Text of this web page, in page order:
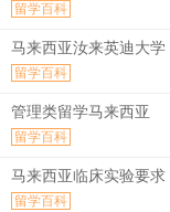
留学百科
马来西亚汝来英迪大学
留学百科
管理类留学马来西亚
留学百科
马来西亚临床实验要求
留学百科